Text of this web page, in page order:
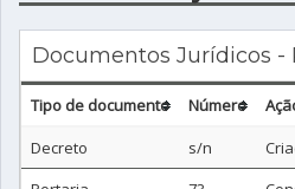
Documentos Jurídicos -
Tipo de documento Número
Decreto
s/n